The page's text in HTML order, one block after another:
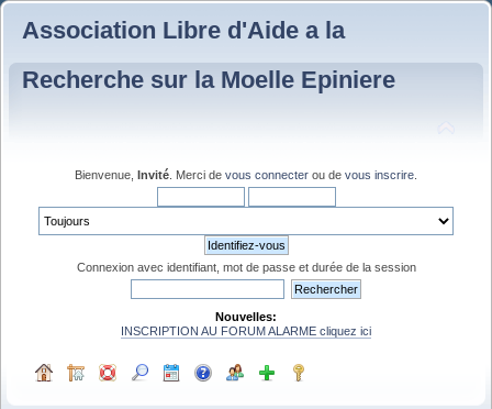
Association Libre d'Aide a la
Recherche sur la Moelle Epiniere
Bienvenue, Invité . Merci de vous connecter ou de vous inscrire
Connexion avec identifiant, mot de passe et durée de la session
Nouvelles:
INSCRIPTION AU FORUM ALARME cliquez ici